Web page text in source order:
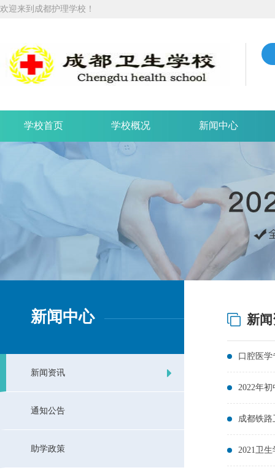
欢迎来到成都护理学校！
学校首页 学校概况 新闻中心
新闻中心
新闻资讯
通知公告
助学政策
新
口腔医
2022年
成都铁路
2021卫